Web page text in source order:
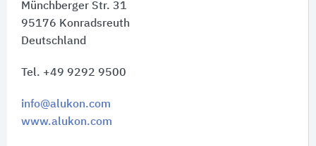
Münchberger Str. 31
95176 Konradsreuth
Deutschland
Tel. +49 9292 9500
info@alukon.com
www.alukon.com